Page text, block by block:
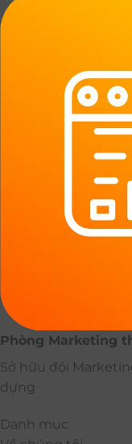
Phòng Marketing
Sở hữu đội
dựng
Danh mục